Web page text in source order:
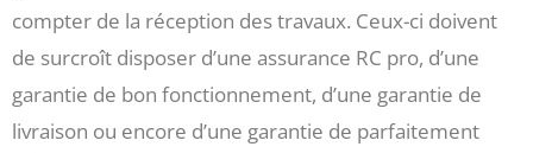
compter de la réception des travaux. Ceux-ci doivent
de surcroît disposer d’une assurance RC pro, d’une
garantie de bon fonctionnement, d’une garantie de
livraison ou encore d’une garantie de parfaitement